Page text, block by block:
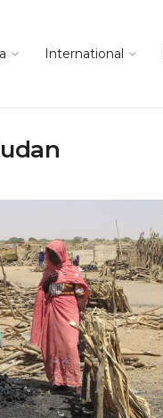
International